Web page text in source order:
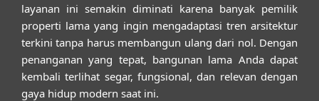
layanan ini semakin diminati karena banyak pemilik
properti lama yang ingin mengadaptasi tren arsitektur
terkini tanpa harus membangun ulang dari nol. Dengan
penanganan yang tepat, bangunan lama Anda dapat
kembali terlihat segar, fungsional, dan relevan dengan
gaya hidup modern saat ini.